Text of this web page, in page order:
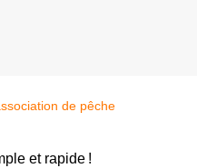
et rapide !